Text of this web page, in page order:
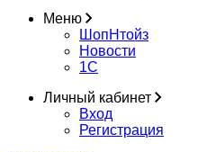
Меню
ШопНтойз
Новости
1C
Личный кабинет
Вход
Регистрация